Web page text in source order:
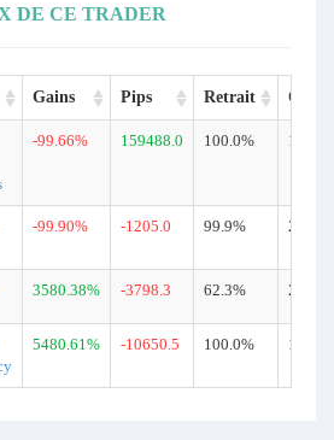
DE CE TRADER
Gains Pips Retrait
-99.66% 159488.0 100.0% 1858
-99.90% -1205.0 99.9% 2720
3580.38% -3798.3 62.3% 21216
5480.61% -10650.5 100.0% 15929